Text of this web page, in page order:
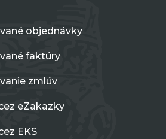
objednávky
faktúry
zmlúv
eZakazky
EKS